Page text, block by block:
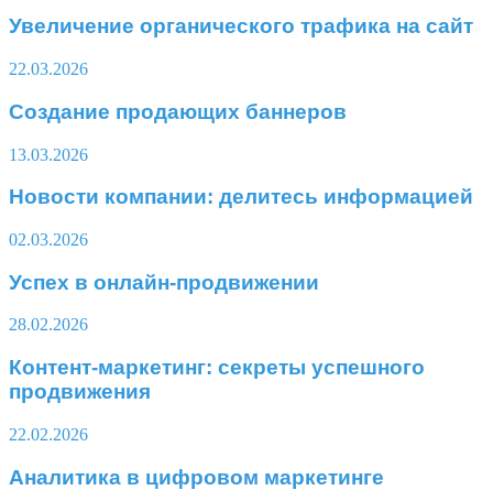
Увеличение органического трафика на сайт
22.03.2026
Создание продающих баннеров
13.03.2026
Новости компании: делитесь информацией
02.03.2026
Успех в онлайн-продвижении
28.02.2026
Контент-маркетинг: секреты успешного
продвижения
22.02.2026
Аналитика в цифровом маркетинге